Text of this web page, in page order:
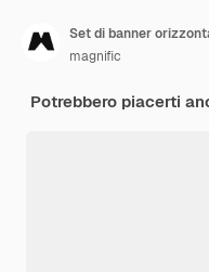
Set di banner
magnific
Potrebbero piacerti